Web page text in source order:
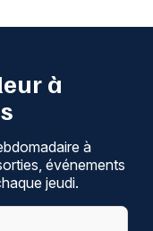
à
à
événements
jeudi.